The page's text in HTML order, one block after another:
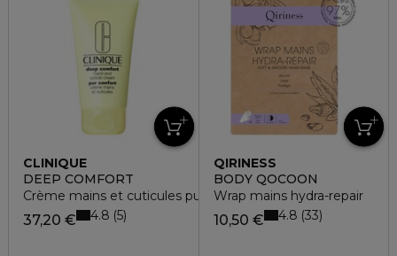
CLINIQUE
DEEP COMFORT
Crème mains et cuticules pur confort
37,20 € 4.8 5
QIRINESS
BODY QOCOON
Wrap mains hydra-repair
10,50 € 4.8 33